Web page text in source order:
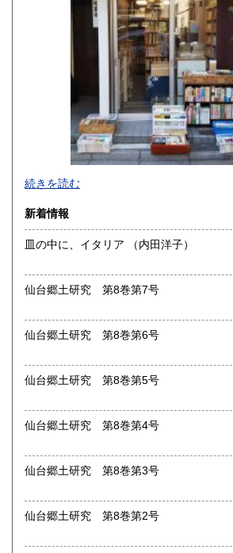
600円 大分県
600円 鹿児島県
600円
線・総武線各駅停車
最寄駅：神保町・御茶ノ水
営業時間：11:00～18:00頃
書籍の買取について
-
歴史、趣味、古書一般（その他）
続きを読む
新着情報
皿の中に、イタリア （内田洋子）
仙台郷土研究 第8巻第7号
仙台郷土研究 第8巻第6号
仙台郷土研究 第8巻第5号
仙台郷土研究 第8巻第4号
仙台郷土研究 第8巻第3号
仙台郷土研究 第8巻第2号